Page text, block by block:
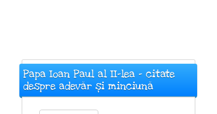
Papa Ioan Paul al II-lea - citate
despre adevăr și minciună